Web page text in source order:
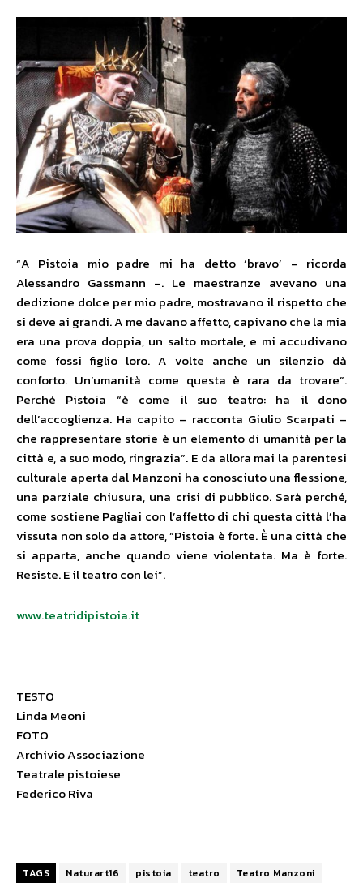
“A Pistoia mio padre mi ha detto ‘bravo’ – ricorda
Alessandro Gassmann –. Le maestranze avevano una
dedizione dolce per mio padre, mostravano il rispetto che
si deve ai grandi. A me davano affetto, capivano che la mia
era una prova doppia, un salto mortale, e mi accudivano
come fossi figlio loro. A volte anche un silenzio dà
conforto. Un’umanità come questa è rara da trovare”.
Perché Pistoia “è come il suo teatro: ha il dono
dell’accoglienza. Ha capito – racconta Giulio Scarpati –
che rappresentare storie è un elemento di umanità per la
città e, a suo modo, ringrazia”. E da allora mai la parentesi
culturale aperta dal Manzoni ha conosciuto una flessione,
una parziale chiusura, una crisi di pubblico. Sarà perché,
come sostiene Pagliai con l’affetto di chi questa città l’ha
vissuta non solo da attore, “Pistoia è forte. È una città che
si apparta, anche quando viene violentata. Ma è forte.
Resiste. E il teatro con lei”.
www.teatridipistoia.it
TESTO
Linda Meoni
FOTO
Archivio Associazione
Teatrale pistoiese
Federico Riva
TAGS Naturart16 pistoia teatro Teatro Manzoni